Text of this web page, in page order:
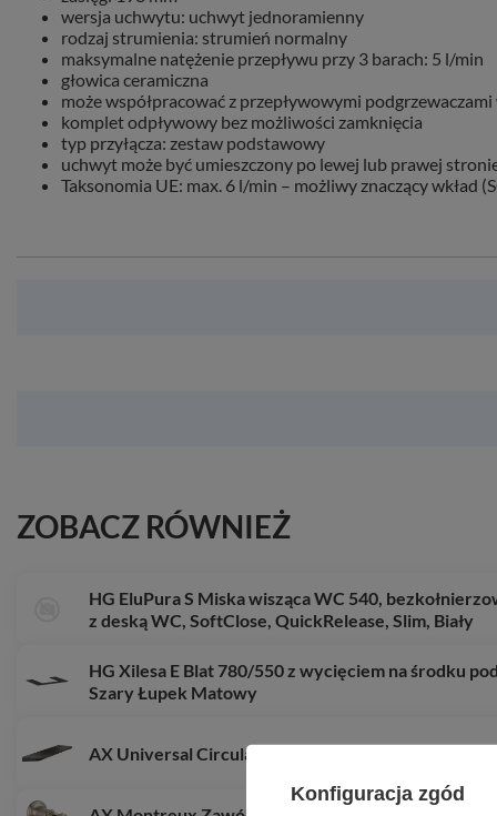
wersja uchwytu: uchwyt jednoramienny
rodzaj strumienia: strumień normalny
maksymalne natężenie przepływu przy 3 barach: 5 l/min
głowica ceramiczna
może współpracować z przepływowymi
komplet odpływowy bez możliwości zamknięcia
typ przyłącza: zestaw podstawowy
uchwyt może być umieszczony po lewej lub prawej
Taksonomia UE: max. 6 l/min – możliwy znaczący wkład
ZOBACZ RÓWNIEŻ
HG EluPura S Miska wisząca WC 540,
z deską WC, SoftClose, QuickRelease, Slim, Biały
HG Xilesa E Blat 780/550 z wycięciem na środku
Szary Łupek Matowy
AX Universal Circular Półka 400, Czarny Chrom
Konfiguracja zgód